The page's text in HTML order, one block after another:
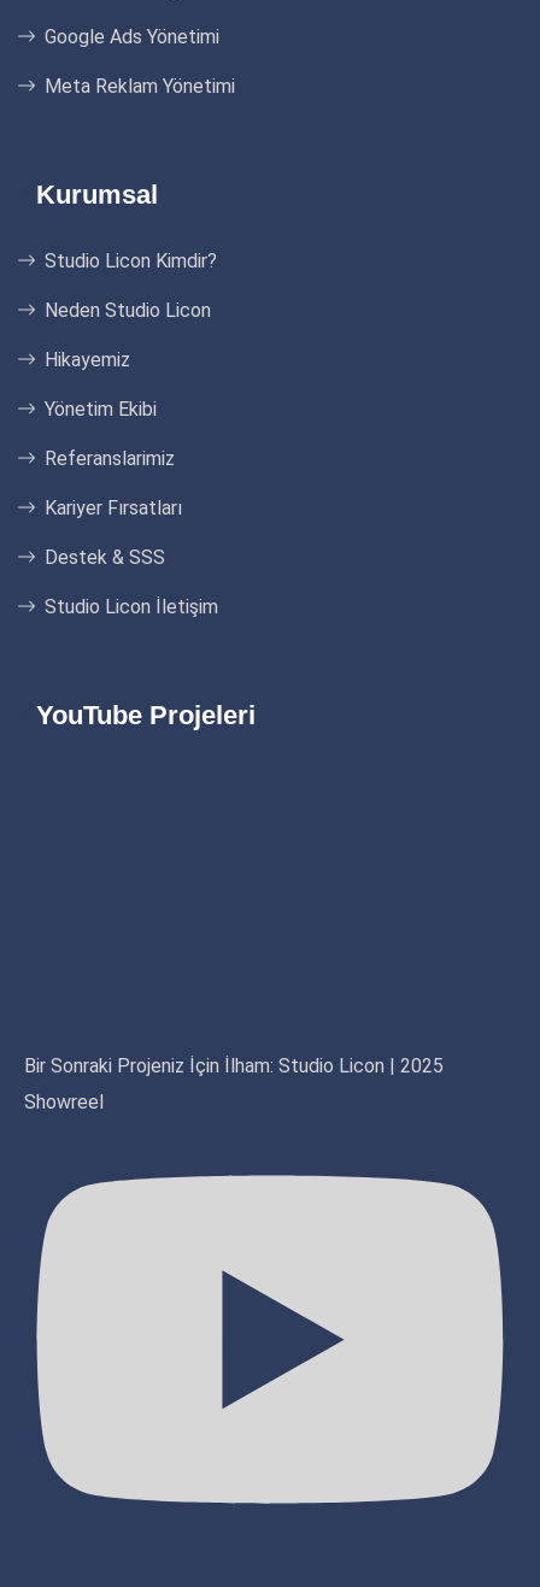
Google Ads Yönetimi
Meta Reklam Yönetimi
Kurumsal
Studio Licon Kimdir?
Neden Studio Licon
Hikayemiz
Yönetim Ekibi
Referanslarimiz
Kariyer Fırsatları
Destek & SSS
Studio Licon İletişim
YouTube Projeleri
Bir Sonraki Projeniz İçin İlham: Studio Licon | 2025
Showreel